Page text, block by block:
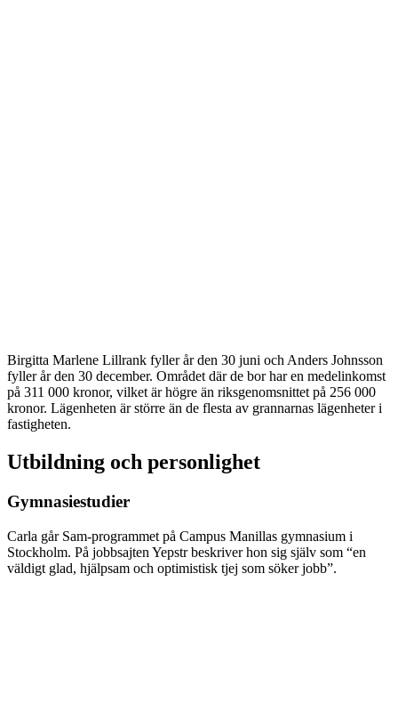
Birgitta Marlene Lillrank fyller år den 30 juni och Anders Johnsson
fyller år den 30 december. Området där de bor har en medelinkomst
på 311 000 kronor, vilket är högre än riksgenomsnittet på 256 000
kronor. Lägenheten är större än de flesta av grannarnas lägenheter i
fastigheten.
Utbildning och personlighet
Gymnasiestudier
Carla går Sam-programmet på Campus Manillas gymnasium i
Stockholm. På jobbsajten Yepstr beskriver hon sig själv som “en
väldigt glad, hjälpsam och optimistisk tjej som söker jobb”.